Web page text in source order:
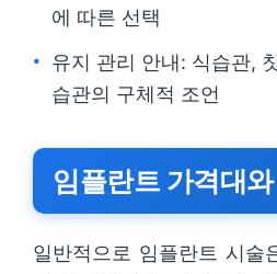
에 따른 선택
유지 관리 안내: 식습관,
습관의 구체적 조언
임플란트 가격대
일반적으로 임플란트 시술